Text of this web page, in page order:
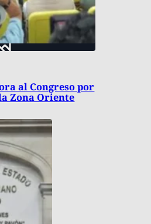
al Congreso por
Zona Oriente